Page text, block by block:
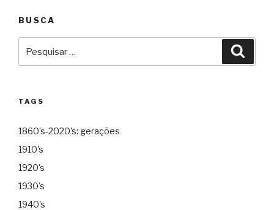
BUSCA
TAGS
1860's-2020's: gerações
1910's
1920's
1930's
1940's